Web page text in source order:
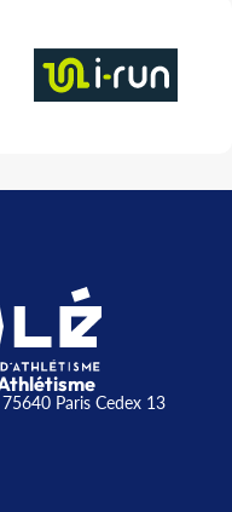
Paris Cedex 13